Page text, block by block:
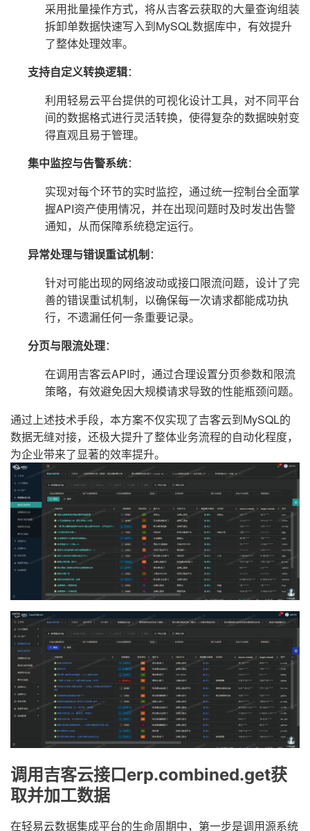
采用批量操作方式，将从吉客云获取的大量查询组装
拆卸单数据快速写入到MySQL数据库中，有效提升
了整体处理效率。
支持自定义转换逻辑：
利用轻易云平台提供的可视化设计工具，对不同平台
间的数据格式进行灵活转换，使得复杂的数据映射变
得直观且易于管理。
集中监控与告警系统：
实现对每个环节的实时监控，通过统一控制台全面掌
握API资产使用情况，并在出现问题时及时发出告警
通知，从而保障系统稳定运行。
异常处理与错误重试机制：
针对可能出现的网络波动或接口限流问题，设计了完
善的错误重试机制，以确保每一次请求都能成功执
行，不遗漏任何一条重要记录。
分页与限流处理：
在调用吉客云API时，通过合理设置分页参数和限流
策略，有效避免因大规模请求导致的性能瓶颈问题。
通过上述技术手段，本方案不仅实现了吉客云到MySQL的
数据无缝对接，还极大提升了整体业务流程的自动化程度，
为企业带来了显著的效率提升。
调用吉客云接口erp.combined.get获
取并加工数据
在轻易云数据集成平台的生命周期中，第一步是调用源系统